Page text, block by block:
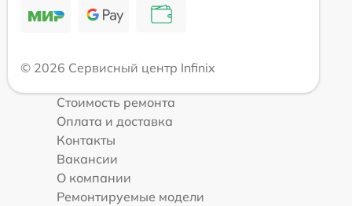
© 2026 Сервисный центр Infinix
Стоимость ремонта
Оплата и доставка
Контакты
Вакансии
О компании
Ремонтируемые модели